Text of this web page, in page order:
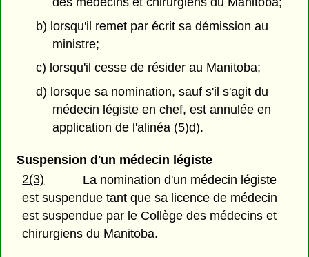
b) lorsqu'il remet par écrit sa démission au
ministre;
c) lorsqu'il cesse de résider au Manitoba;
d) lorsque sa nomination, sauf s'il s'agit du
médecin légiste en chef, est annulée en
application de l'alinéa (5)d).
Suspension d'un médecin légiste
2(3)
La nomination d'un médecin légiste
est suspendue tant que sa licence de médecin
est suspendue par le Collège des médecins et
chirurgiens du Manitoba.